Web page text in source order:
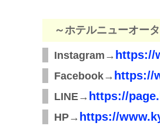
～ホテルニューオー
Instagram→ https://
Facebook→ https://
LINE→ https://
HP→ https://